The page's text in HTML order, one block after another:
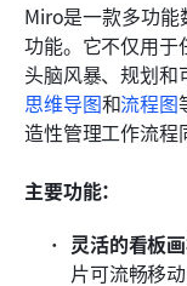
Miro是一款多功
功能。它不仅用于
头脑风暴、规划
思维导图和流程图
造性管理工作流程
主要功能：
灵活的看板画
片可流畅移